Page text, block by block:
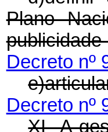
Plano
Decreto nº
Decreto nº
XI -A